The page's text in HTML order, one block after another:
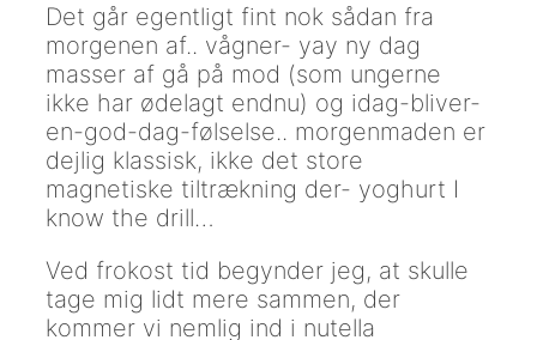
Det går egentligt fint nok sådan fra
morgenen af.. vågner- yay ny dag
masser af gå på mod (som ungerne
ikke har ødelagt endnu) og idag-bliver-
en-god-dag-følselse.. morgenmaden er
dejlig klassisk, ikke det store
magnetiske tiltrækning der- yoghurt I
know the drill…
Ved frokost tid begynder jeg, at skulle
tage mig lidt mere sammen, der
kommer vi nemlig ind i nutella